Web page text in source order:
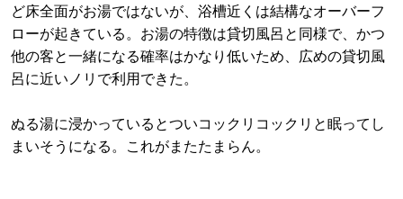
ど床全面がお湯ではないが、浴槽近くは結構なオーバーフ
ローが起きている。お湯の特徴は貸切風呂と同様で、かつ
他の客と一緒になる確率はかなり低いため、広めの貸切風
呂に近いノリで利用できた。
ぬる湯に浸かっているとついコックリコックリと眠ってし
まいそうになる。これがまたたまらん。